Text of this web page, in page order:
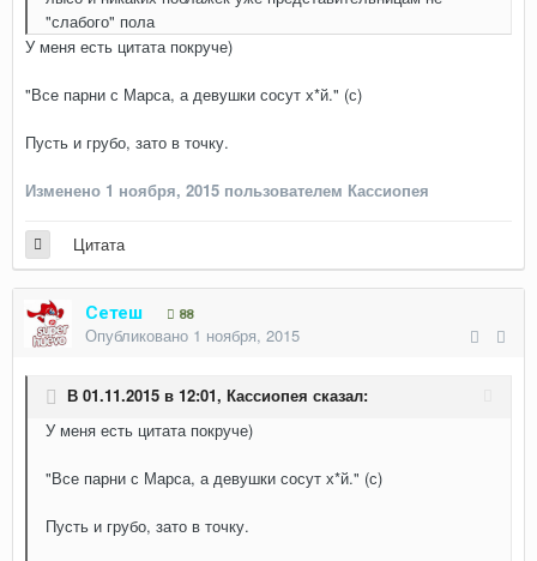
"слабого" пола
У меня есть цитата покруче)
"Все парни с Марса, а девушки сосут х*й." (с)
Пусть и грубо, зато в точку.
Изменено 1 ноября, 2015 пользователем Кассиопея
Цитата
Сетеш 88
Опубликовано 1 ноября, 2015
В 01.11.2015 в 12:01, Кассиопея сказал:
У меня есть цитата покруче)
"Все парни с Марса, а девушки сосут х*й." (с)
Пусть и грубо, зато в точку.